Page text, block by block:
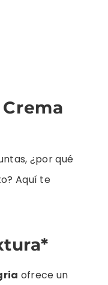
¿por qué
Aquí te
ofrece un